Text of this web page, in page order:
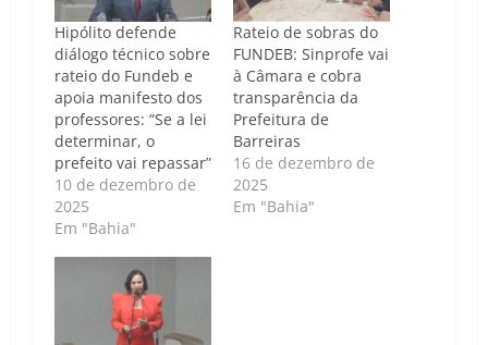
Hipólito defende
diálogo técnico sobre
rateio do Fundeb e
apoia manifesto dos
professores: “Se a lei
determinar, o
prefeito vai repassar”
10 de dezembro de
2025
Em "Bahia"
Rateio de sobras do
FUNDEB: Sinprofe vai
à Câmara e cobra
transparência da
Prefeitura de
Barreiras
16 de dezembro de
2025
Em "Bahia"